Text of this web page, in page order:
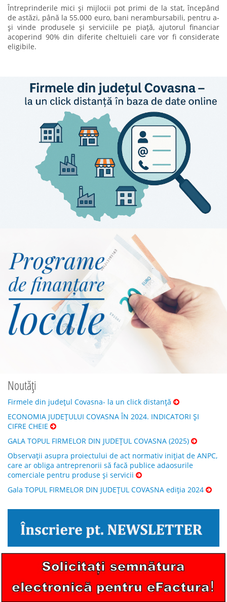
Întreprinderile mici și mijlocii pot primi de la stat, începând
de astăzi, până la 55.000 euro, bani nerambursabili, pentru a-
și vinde produsele și serviciile pe piață, ajutorul financiar
acoperind 90% din diferite cheltuieli care vor fi considerate
eligibile.
Noutăți
Firmele din județul Covasna- la un click distanță
ECONOMIA JUDEȚULUI COVASNA ÎN 2024. INDICATORI ȘI
CIFRE CHEIE
GALA TOPUL FIRMELOR DIN JUDEȚUL COVASNA (2025)
Observații asupra proiectului de act normativ inițiat de ANPC,
care ar obliga antreprenorii să facă publice adaosurile
comerciale pentru produse și servicii
Gala TOPUL FIRMELOR DIN JUDEȚUL COVASNA ediția 2024